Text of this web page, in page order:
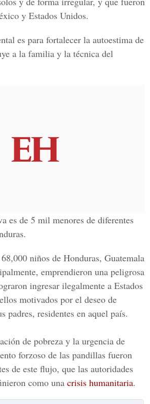
y Estados Unidos.
es para fortalecer la autoestima de
a la familia y la técnica del
es de 5 mil menores de diferentes
niños de Honduras, Guatemala
emprendieron una peligrosa
ingresar ilegalmente a Estados
motivados por el deseo de
padres, residentes en aquel país.
de pobreza y la urgencia de
forzoso de las pandillas fueron
de este flujo, que las autoridades
como una crisis humanitaria.